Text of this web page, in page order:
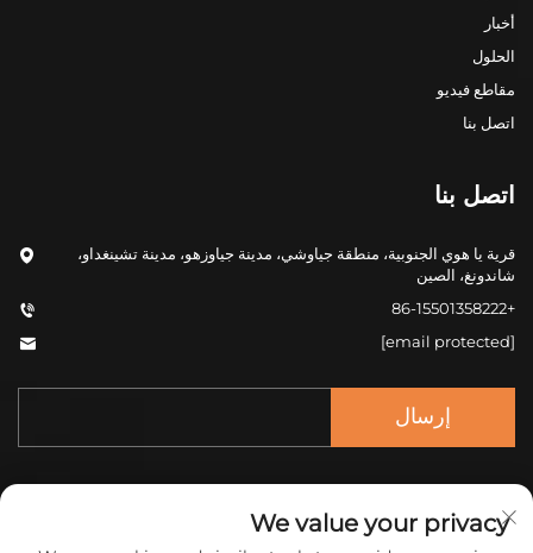
أخبار
الحلول
مقاطع فيديو
اتصل بنا
اتصل بنا
قرية يا هوي الجنوبية، منطقة جياوشي، مدينة جياوزهو، مدينة تشينغداو،
شاندونغ، الصين
+86-15501358222
[email protected]
إرسال
We value your privacy